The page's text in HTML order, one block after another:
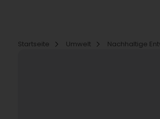
Startseite
Umwelt Nachhaltige